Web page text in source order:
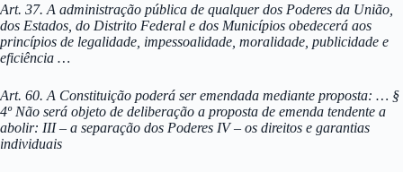
Art. 37. A administração pública de qualquer dos Poderes da União,
dos Estados, do Distrito Federal e dos Municípios obedecerá aos
princípios de legalidade, impessoalidade, moralidade, publicidade e
eficiência …
Art. 60. A Constituição poderá ser emendada mediante proposta: … §
4º Não será objeto de deliberação a proposta de emenda tendente a
abolir: III – a separação dos Poderes IV – os direitos e garantias
individuais